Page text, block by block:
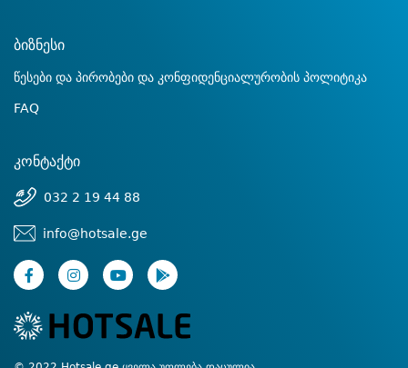
ბიზნესი
წესები და პირობები და კონფიდენციალურობის პოლიტიკა
FAQ
კონტაქტი
032 2 19 44 88
info@hotsale.ge